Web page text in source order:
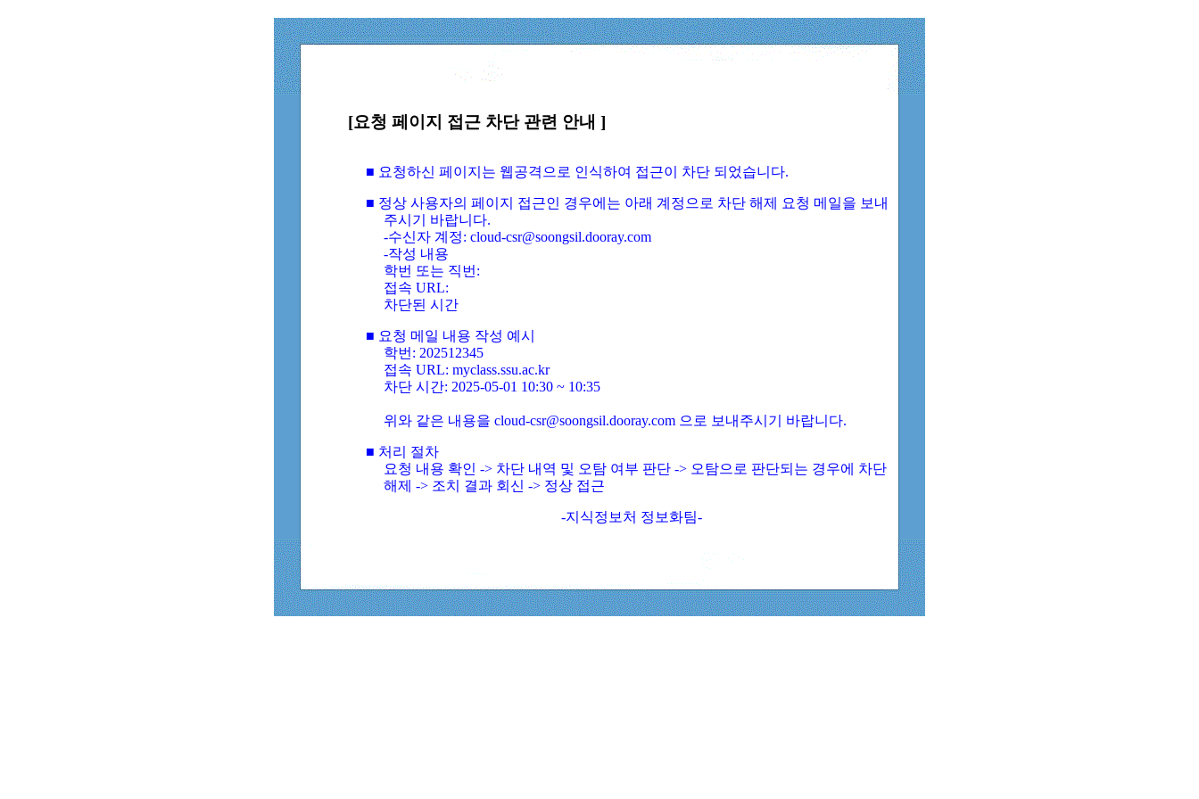
[요청 페이지 접근 차단 관련 안내 ]
■ 요청하신 페이지는 웹공격으로 인식하여 접근이 차단 되었습니다.
■ 정상 사용자의 페이지 접근인 경우에는 아래 계정으로 차단 해제 요청 메일을 보내
주시기 바랍니다.
-수신자 계정: cloud-csr@soongsil.dooray.com
-작성 내용
학번 또는 직번:
접속 URL:
차단된 시간
■ 요청 메일 내용 작성 예시
학번: 202512345
접속 URL: myclass.ssu.ac.kr
차단 시간: 2025-05-01 10:30 ~ 10:35
위와 같은 내용을 cloud-csr@soongsil.dooray.com 으로 보내주시기 바랍니다.
■ 처리 절차
요청 내용 확인 -> 차단 내역 및 오탐 여부 판단 -> 오탐으로 판단되는 경우에 차단
해제 -> 조치 결과 회신 -> 정상 접근
-지식정보처 정보화팀-